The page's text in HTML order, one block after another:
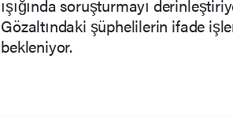
ışığında soruşturmayı
Gözaltındaki şüphelilerin ifade
bekleniyor.